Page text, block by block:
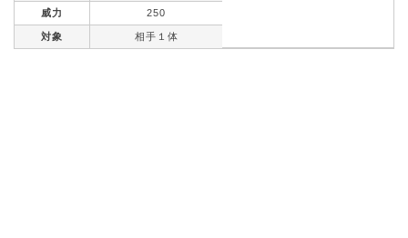
威力 250
対象 相手１体